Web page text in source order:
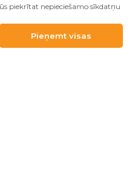
piekrītat nepieciešamo sīkdatņu
Pieņemt visas